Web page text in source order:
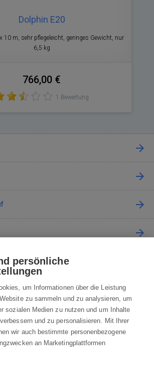
Dolphin E20
10 m, sehr pflegeleicht, geringes Gewicht, nur
6,5 kg
766,00 €
1 Bewertung
uns
962 Mo-Fr 8:00—16:00 Uhr
persönliche
um Informationen über die Leistung
zu sammeln und zu analysieren, um
sozialen Medien zu nutzen und um Inhalte
und zu personalisieren. Mit Ihrer
wir auch bestimmte personenbezogene
an Marketingplattformen